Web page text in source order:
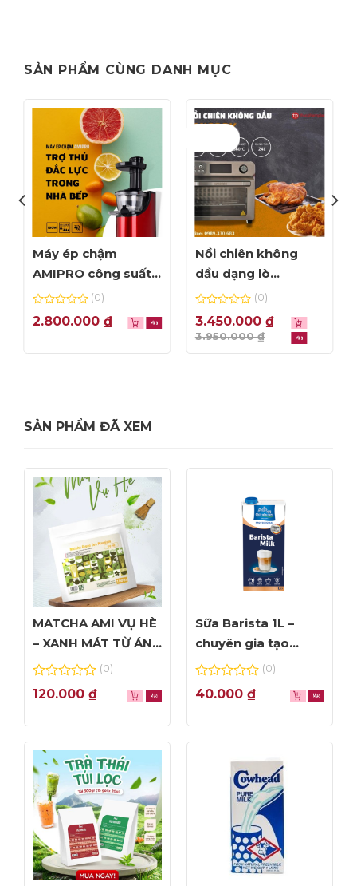
SẢN PHẨM CÙNG DANH MỤC
Máy ép chậm
AMIPRO công suất
150W – Màu đỏ
0
out
5
(0)
2.800.000 ₫
Giảm giá!
Nồi chiên không
dầu dạng lò
Amicook Air Fryer
Oven 24L – màu bạc
0
out
of
5
(0)
3.450.000 ₫
3.950.000₫
SẢN PHẨM ĐÃ XEM
MATCHA AMI VỤ HÈ
– XANH MÁT TỪ ÁNH
NHÌN ĐẦU TIÊN
0
out
5
(0)
120.000 ₫
Sữa Barista 1L –
chuyên gia tạo
Foam đỉnh cao
0
out
5
(0)
40.000 ₫